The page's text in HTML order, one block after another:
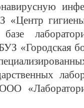
«Центр
«Городская